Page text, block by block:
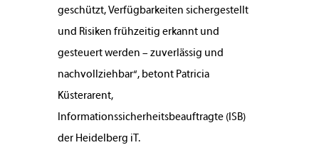
geschützt, Verfügbarkeiten sichergestellt
und Risiken frühzeitig erkannt und
gesteuert werden – zuverlässig und
nachvollziehbar“, betont Patricia
Küsterarent,
Informationssicherheitsbeauftragte (ISB)
der Heidelberg iT.